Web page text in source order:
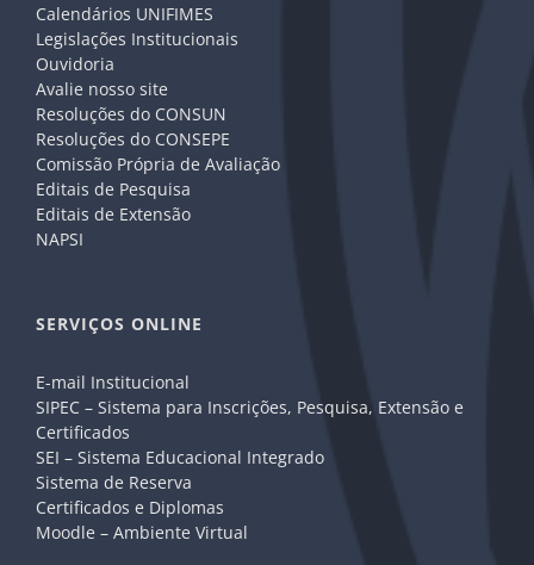
Calendários UNIFIMES
Legislações Institucionais
Ouvidoria
Avalie nosso site
Resoluções do CONSUN
Resoluções do CONSEPE
Comissão Própria de Avaliação
Editais de Pesquisa
Editais de Extensão
NAPSI
SERVIÇOS ONLINE
E-mail Institucional
SIPEC – Sistema para Inscrições, Pesquisa, Extensão e
Certificados
SEI – Sistema Educacional Integrado
Sistema de Reserva
Certificados e Diplomas
Moodle – Ambiente Virtual